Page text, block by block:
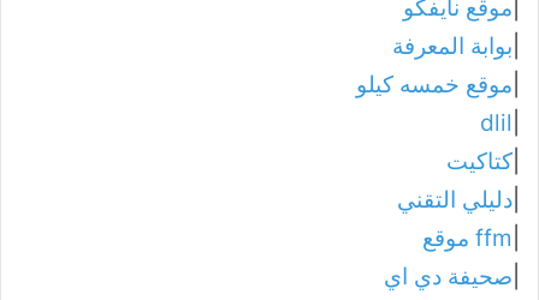
موقع نايفكو
بوابة المعرفة
موقع خمسه كيلو
dlil
كتاكيت
دليلي التقني
ffm موقع
صحيفة دي اي